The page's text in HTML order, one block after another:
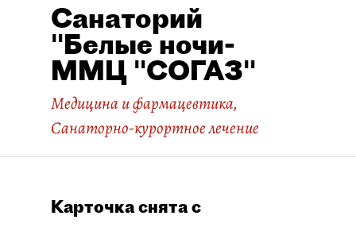
Санаторий
"Белые ночи-
ММЦ "СОГАЗ"
Медицина и фармацевтика,
Санаторно-курортное лечение
Карточка снята с